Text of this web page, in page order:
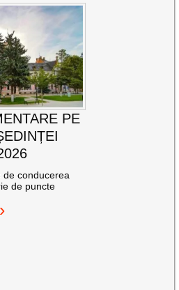
PE
de conducerea
de puncte